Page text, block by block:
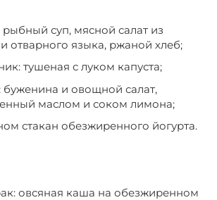
рыбный суп, мясной салат из
отварного языка, ржаной хлеб;
тушеная с луком капуста;
буженина и овощной салат,
маслом и соком лимона;
стакан обезжиренного йогурта.
овсяная каша на обезжиренном